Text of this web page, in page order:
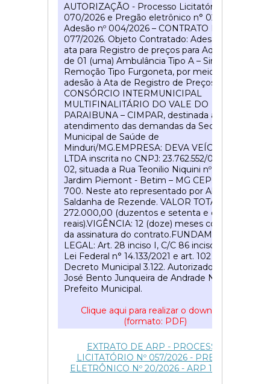
AUTORIZAÇÃO - Processo Licitatório n°
070/2026 e Pregão eletrônico n° 026/2026
Adesão nº 004/2026 – CONTRATO Nº
077/2026. Objeto Contratado: Adesão de
ata para Registro de preços para Aquisição
de 01 (uma) Ambulância Tipo A – Simples
Remoção Tipo Furgoneta, por meio de
adesão à Ata de Registro de Preços
CONSÓRCIO INTERMUNICIPAL
MULTIFINALITÁRIO DO VALE DO
PARAIBUNA – CIMPAR, destinada ao
atendimento das demandas da Secretaria
Municipal de Saúde de
Minduri/MG.EMPRESA: DEVA VEÍCULOS
LTDA inscrita no CNPJ: 23.762.552/000.3-
02, situada a Rua Teonilio Niquini nº 32-
Jardim Piemont - Betim – MG CEP: 32.669-
700. Neste ato representado por Abner
Saldanha de Rezende. VALOR TOTAL: R$
272.000,00 (duzentos e setenta e dois mil
reais).VIGÊNCIA: 12 (doze) meses contados
da assinatura do contrato.FUNDAMENTO
LEGAL: Art. 28 inciso I, C/C 86 inciso I da
Lei Federal n° 14.133/2021 e art. 102 do
Decreto Municipal 3.122. Autorizado por
José Bento Junqueira de Andrade Neto –
Prefeito Municipal.
Clique aqui para realizar o download
(formato: PDF)
EXTRATO DE ARP - PROCESSO
LICITATÓRIO Nº 057/2026 - PREGÃO
ELETRÔNICO Nº 20/2026 - ARP 16/2026